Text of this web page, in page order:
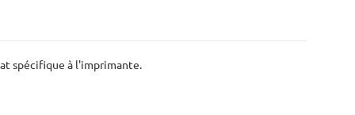
spécifique à l'imprimante.